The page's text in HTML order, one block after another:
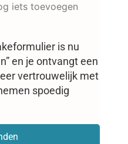
iets toevoegen
is nu
en je ontvangt een
vertrouwelijk met
spoedig